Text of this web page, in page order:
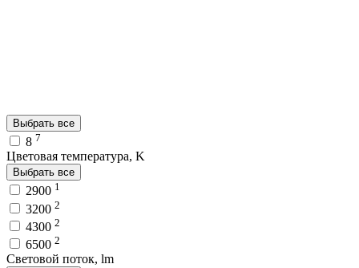
Выбрать все
8 7
Цветовая температура, K
Выбрать все
2900 1
3200 2
4300 2
6500 2
Световой поток, lm